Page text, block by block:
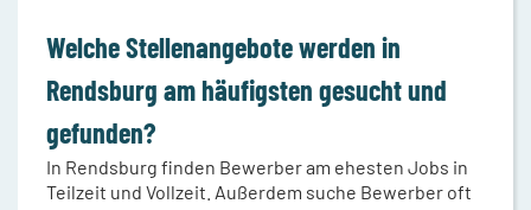
Welche Stellenangebote werden in
Rendsburg am häufigsten gesucht und
gefunden?
In Rendsburg finden Bewerber am ehesten Jobs in
Teilzeit und Vollzeit. Außerdem suche Bewerber oft